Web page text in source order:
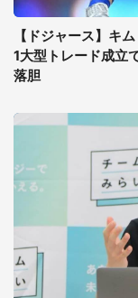
【ドジャース】キ
1大型トレード成立
落胆